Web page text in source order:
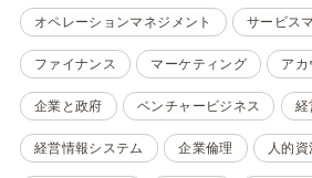
オペレーションマネジメント サービス
ファイナンス マーケティング アカ
企業と政府 ベンチャービジネス 経
経営情報システム 企業倫理 人的